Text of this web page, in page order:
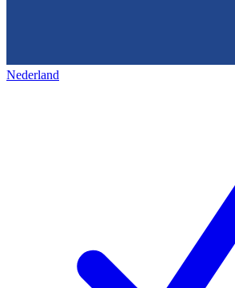
Nederland